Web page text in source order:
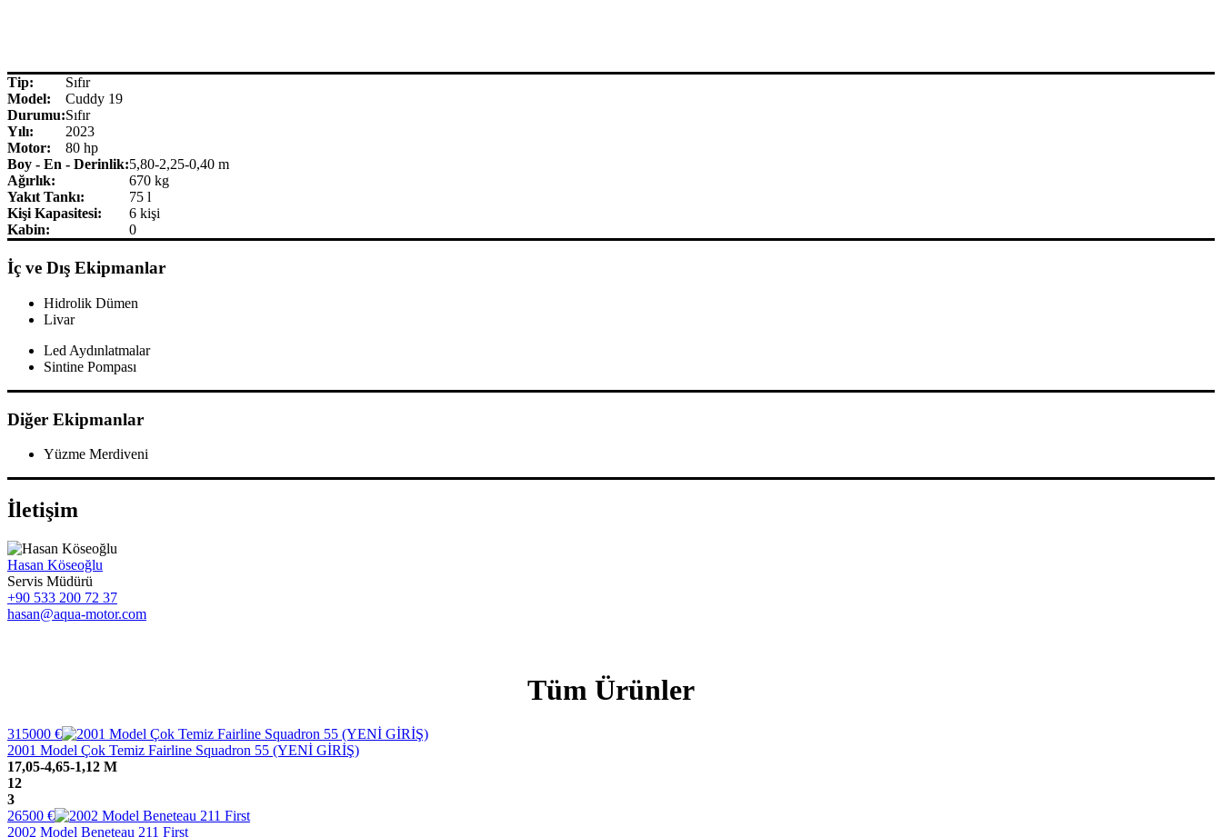
Tip:
Sıfır
Model:
Cuddy 19
Durumu:Sıfır
Yılı:
2023
Motor:
80 hp
Boy - En - Derinlik:5,80-2,25-0,40 m
Ağırlık:
670 kg
Yakıt Tankı:
75 l
Kişi Kapasitesi:
6 kişi
Kabin:
0
İç ve Dış Ekipmanlar
Hidrolik Dümen
Livar
Led Aydınlatmalar
Sintine Pompası
Diğer Ekipmanlar
Yüzme Merdiveni
İletişim
Hasan Köseoğlu
Servis Müdürü
+90 533 200 72 37
hasan@aqua-motor.com
Tüm Ürünler
315000 €
2001 Model Çok Temiz Fairline Squadron 55 (YENİ GİRİŞ)
17,05-4,65-1,12 M
12
3
26500 €
2002 Model Beneteau 211 First